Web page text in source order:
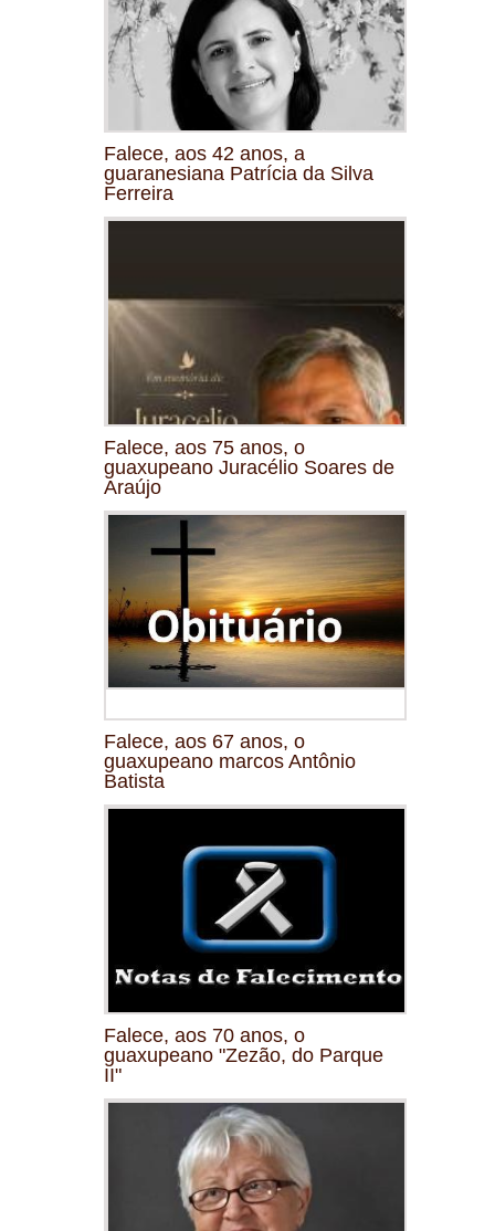
Falece, aos 42 anos, a
guaranesiana Patrícia da Silva
Ferreira
Falece, aos 75 anos, o
guaxupeano Juracélio Soares de
Araújo
Falece, aos 67 anos, o
guaxupeano marcos Antônio
Batista
Falece, aos 70 anos, o
guaxupeano "Zezão, do Parque
II"